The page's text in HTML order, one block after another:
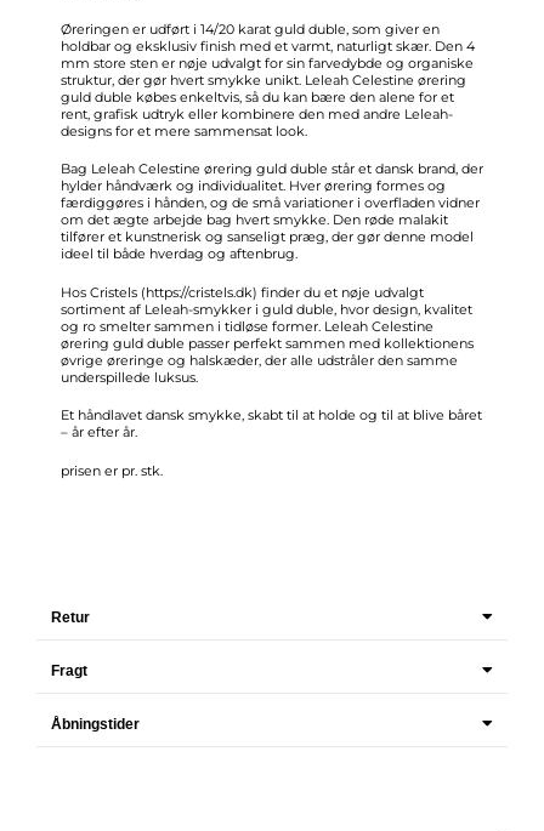
Øreringen er udført i 14/20 karat guld duble, som giver en
holdbar og eksklusiv finish med et varmt, naturligt skær. Den 4
mm store sten er nøje udvalgt for sin farvedybde og organiske
struktur, der gør hvert smykke unikt. Leleah Celestine ørering
guld duble købes enkeltvis, så du kan bære den alene for et
rent, grafisk udtryk eller kombinere den med andre Leleah-
designs for et mere sammensat look.
Bag Leleah Celestine ørering guld duble står et dansk brand, der
hylder håndværk og individualitet. Hver ørering formes og
færdiggøres i hånden, og de små variationer i overfladen vidner
om det ægte arbejde bag hvert smykke. Den røde malakit
tilfører et kunstnerisk og sanseligt præg, der gør denne model
ideel til både hverdag og aftenbrug.
Hos Cristels (https://cristels.dk) finder du et nøje udvalgt
sortiment af Leleah-smykker i guld duble, hvor design, kvalitet
og ro smelter sammen i tidløse former. Leleah Celestine
ørering guld duble passer perfekt sammen med kollektionens
øvrige øreringe og halskæder, der alle udstråler den samme
underspillede luksus.
Et håndlavet dansk smykke, skabt til at holde og til at blive båret
– år efter år.
prisen er pr. stk.
Retur
Fragt
Åbningstider